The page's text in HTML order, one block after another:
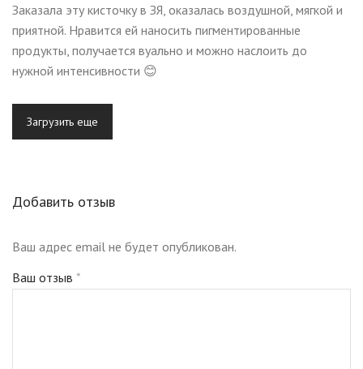
Заказала эту кисточку в ЗЯ, оказалась воздушной, мягкой и
приятной. Нравится ей наносить пигментированные
продукты, получается вуально и можно наслоить до
нужной интенсивности 😊
Загрузить еще
Добавить отзыв
Ваш адрес email не будет опубликован.
Ваш отзыв *